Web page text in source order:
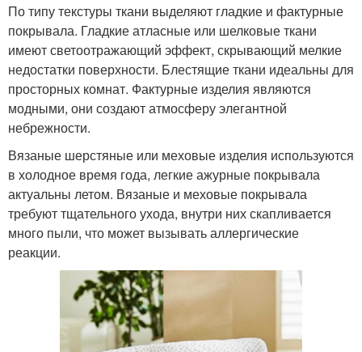
По типу текстуры ткани выделяют гладкие и фактурные
покрывала. Гладкие атласные или шелковые ткани
имеют светоотражающий эффект, скрывающий мелкие
недостатки поверхности. Блестящие ткани идеальны для
просторных комнат. Фактурные изделия являются
модными, они создают атмосферу элегантной
небрежности.
Вязаные шерстяные или меховые изделия используются
в холодное время года, легкие ажурные покрывала
актуальны летом. Вязаные и меховые покрывала
требуют тщательного ухода, внутри них скапливается
много пыли, что может вызывать аллергические
реакции.